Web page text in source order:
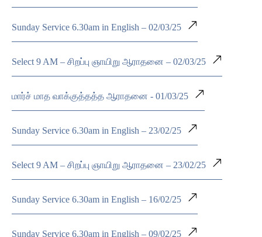
Sunday Service 6.30am in English – 02/03/25
Select 9 AM – சிறப்பு ஞாயிறு ஆராதனை – 02/03/25
மார்ச் மாத வாக்குத்தத்த ஆராதனை - 01/03/25
Sunday Service 6.30am in English – 23/02/25
Select 9 AM – சிறப்பு ஞாயிறு ஆராதனை – 23/02/25
Sunday Service 6.30am in English – 16/02/25
Sunday Service 6.30am in English – 09/02/25